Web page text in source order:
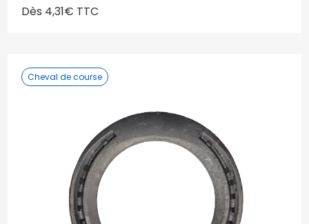
Dès 4,31€ TTC
Cheval de course